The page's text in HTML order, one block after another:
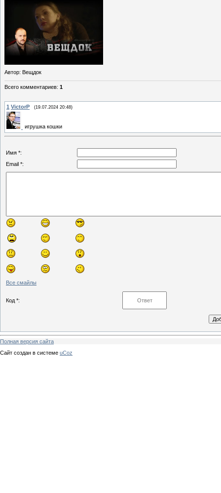
Автор: Вещдок
Всего комментариев: 1
1 VictorP (19.07.2024 20:48)
игрушка кошки
Имя *:
Email *:
Все смайлы
Код *:
Полная версия сайта
Сайт создан в системе uCoz